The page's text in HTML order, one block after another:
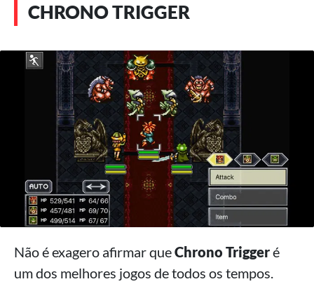
CHRONO TRIGGER
Não é exagero afirmar queChrono Triggeré
um dos melhores jogos de todos os tempos.